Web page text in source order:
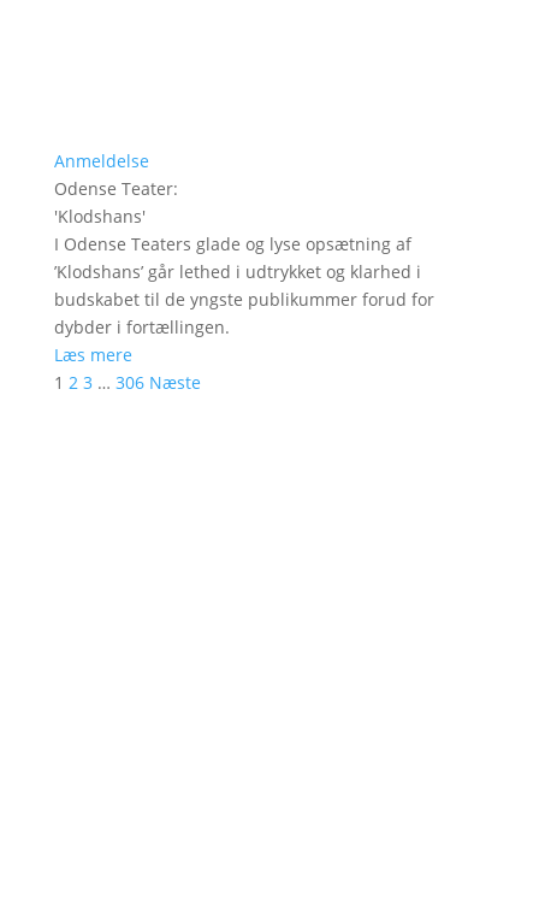
Anmeldelse
Odense Teater:
'Klodshans'
I Odense Teaters glade og lyse opsætning af
’Klodshans’ går lethed i udtrykket og klarhed i
budskabet til de yngste publikummer forud for
dybder i fortællingen.
Læs mere
1 2 3 … 306 Næste